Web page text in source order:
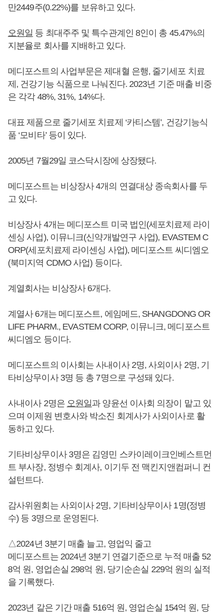
만2449주(0.22%)를 보유하고 있다.
오원일 등 최대주주 및 특수관계인 8인이 총 45.47%의
지분율로 회사를 지배하고 있다.
메디포스트의 사업부문은 제대혈 은행, 줄기세포 치료
제, 건강기능 식품으로 나눠진다. 2023년 기준 매출 비중
은 각각 48%, 31%, 14%다.
대표 제품으로 줄기세포 치료제 ‘카티스템’, 건강기능식
품 ‘모비타’ 등이 있다.
2005년 7월29일 코스닥시장에 상장됐다.
메디포스트는 비상장사 4개의 연결대상 종속회사를 두
고 있다.
비상장사 4개는 메디포스트 미국 법인(세포치료제 라이
센싱 사업), 이뮤니크(신약개발연구 사업), EVASTEM C
ORP(세포치료제 라이센싱 사업), 메디포스트 씨디엠오
(북미지역 CDMO 사업) 등이다.
계열회사는 비상장사 6개다.
계열사 6개는 메디포스트, 에임메드, SHANGDONG OR
LIFE PHARM., EVASTEM CORP, 이뮤니크, 메디포스트
씨디엠오 등이다.
메디포스트의 이사회는 사내이사 2명, 사외이사 2명, 기
타비상무이사 3명 등 총 7명으로 구성돼 있다.
사내이사 2명은 오원일과 양윤선 이사회 의장이 맡고 있
으며 이제원 변호사와 박소진 회계사가 사외이사로 활
동하고 있다.
기타비상무이사 3명은 김영민 스카이레이크인베스트먼
트 부사장, 정병수 회계사, 이기두 전 맥킨지앤컴퍼니 컨
설턴트다.
감사위원회는 사외이사 2명, 기타비상무이사 1명(정병
수) 등 3명으로 운영된다.
△2024년 3분기 매출 늘고, 영업익 줄고
메디포스트는 2024년 3분기 연결기준으로 누적 매출 52
8억 원, 영업손실 298억 원, 당기순손실 229억 원의 실적
을 기록했다.
2023년 같은 기간 매출 516억 원, 영업손실 154억 원, 당